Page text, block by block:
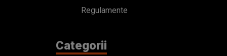
Regulamente
Categorii